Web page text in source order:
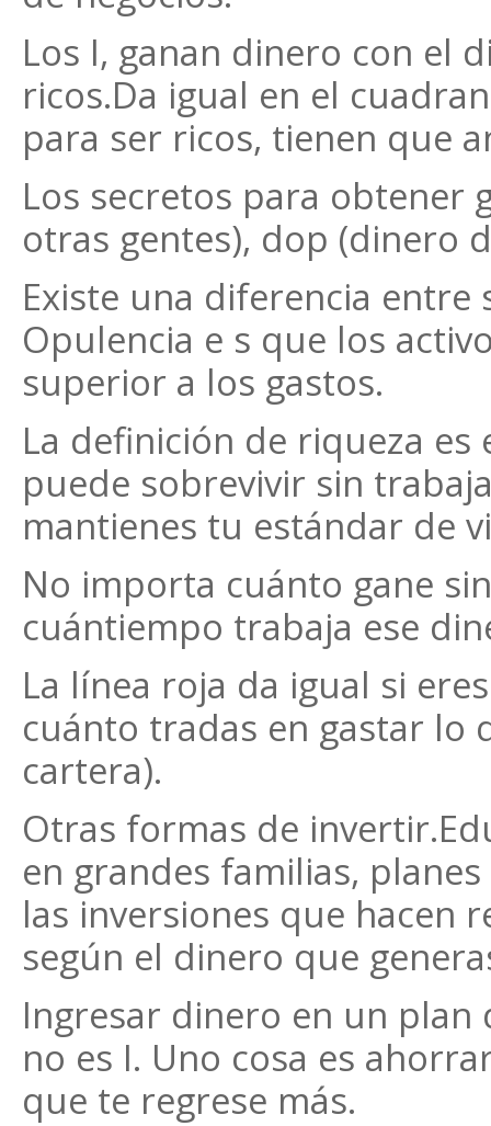
Los I, ganan dinero con el
ricos.Da igual en el
para ser ricos, tienen que
Los secretos para obtener
otras gentes), dop (dinero
Existe una diferencia
Opulencia e s que los
superior a los gastos.
La definición de riqueza
puede sobrevivir sin
mantienes tu estándar de
No importa cuánto gane
cuántiempo trabaja ese
La línea roja da igual si
cuánto tradas en gastar lo
cartera).
Otras formas de
en grandes familias,
las inversiones que hacen
según el dinero que
Ingresar dinero en un
no es I. Uno cosa es
que te regrese más.